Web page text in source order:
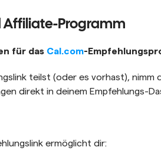
Affiliate-Programm
für das Cal.com-
teilst (oder es vorhast), nimm
direkt in deinem Empfehlungs-
ermöglicht dir: